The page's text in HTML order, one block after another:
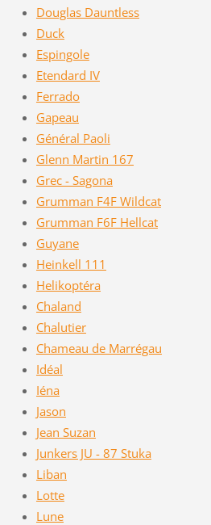
Douglas Dauntless
Duck
Espingole
Etendard IV
Ferrado
Gapeau
Général Paoli
Glenn Martin 167
Grec - Sagona
Grumman F4F Wildcat
Grumman F6F Hellcat
Guyane
Heinkell 111
Helikoptéra
Chaland
Chalutier
Chameau de Marrégau
Idéal
Iéna
Jason
Jean Suzan
Junkers JU - 87 Stuka
Liban
Lotte
Lune